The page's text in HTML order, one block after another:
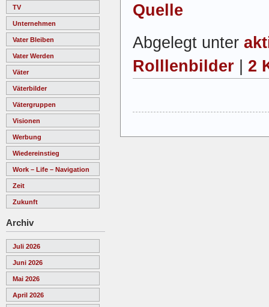
TV
Unternehmen
Vater Bleiben
Vater Werden
Väter
Väterbilder
Vätergruppen
Visionen
Werbung
Wiedereinstieg
Work – Life – Navigation
Zeit
Zukunft
Archiv
Juli 2026
Juni 2026
Mai 2026
April 2026
Quelle
Abgelegt unter
Rolllenbilder
2